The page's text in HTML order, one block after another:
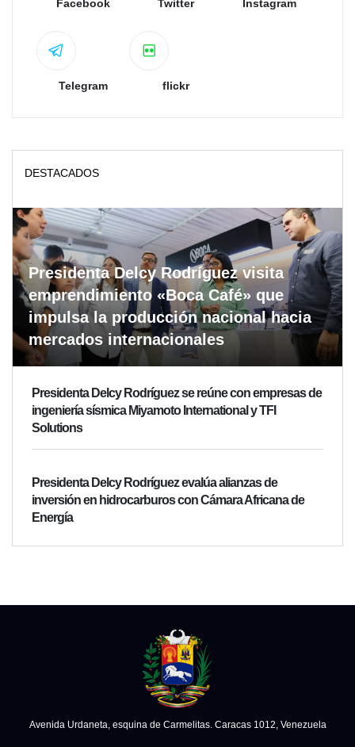
Facebook Twitter Instagram
Telegram flickr
DESTACADOS
Presidenta Delcy Rodríguez visita
emprendimiento «Boca Café» que
impulsa la producción nacional hacia
mercados internacionales
Presidenta Delcy Rodríguez se reúne con empresas de
ingeniería sísmica Miyamoto International y TFI
Solutions
Presidenta Delcy Rodríguez evalúa alianzas de
inversión en hidrocarburos con Cámara Africana de
Energía
Avenida Urdaneta, esquina de Carmelitas. Caracas 1012, Venezuela